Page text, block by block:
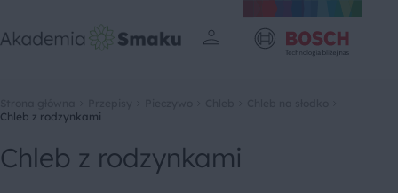
Chleb z rodzynkami
Chleb z rodzynkami